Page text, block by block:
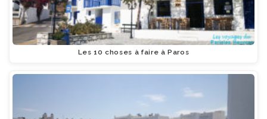
Les 10 choses à faire à Paros